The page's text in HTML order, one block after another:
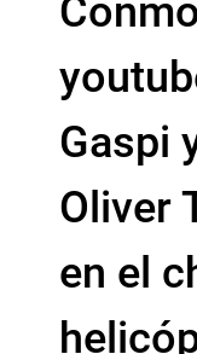
Gaspi
Oliver
en el